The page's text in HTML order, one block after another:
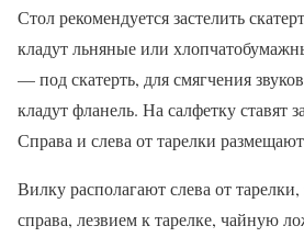
Стол рекомендуется застелить
кладут льняные или
— под скатерть, для смягчения
кладут фланель. На салфетку ставят
Справа и слева от тарелки
Вилку располагают слева от
справа, лезвием к тарелке, чайную